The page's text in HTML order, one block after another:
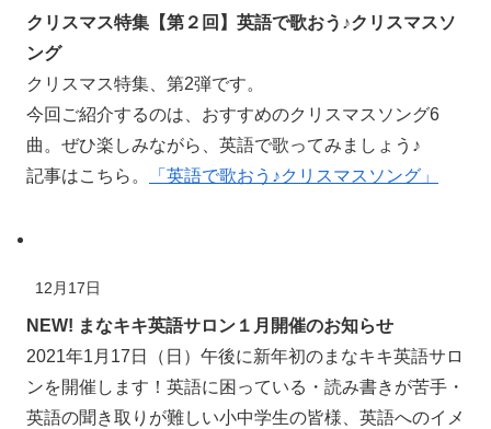
クリスマス特集【第２回】英語で歌おう♪クリスマスソ
ング
クリスマス特集 、第2弾です。
今回ご紹介するのは、おすすめのクリスマスソング6
曲。ぜひ楽しみながら、英語で歌ってみましょう♪
記事はこちら。
「英語で歌おう♪クリスマスソング」
12月17日
NEW! まなキキ英語サロン１月開催のお知らせ
2021年1月17日（日）午後に新年初のまなキキ英語サロ
ンを開催 します！英語に 困 っている・読み書きが苦手・
英語の聞き取りが難しい小中学生の皆様 、英語へのイメ